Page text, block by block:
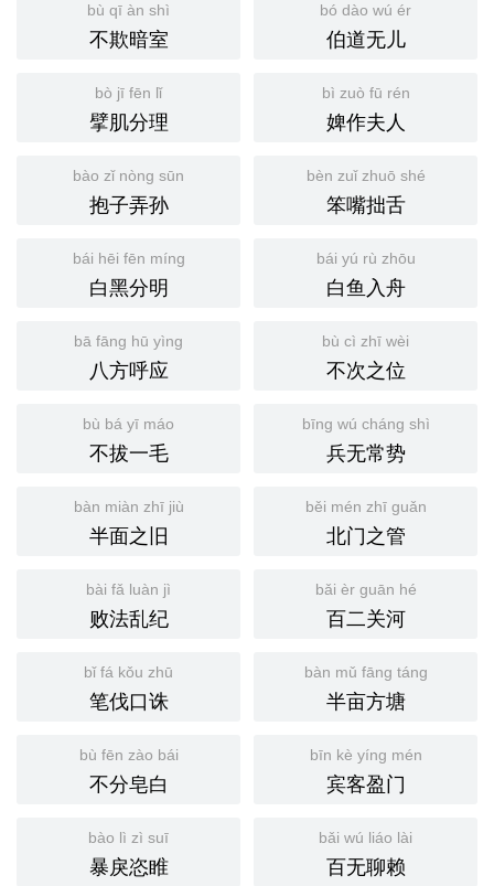
bù qī àn shì
不欺暗室
bó dào wú ér
伯道无儿
bò jī fēn lǐ
擘肌分理
bì zuò fū rén
婢作夫人
bào zǐ nòng sūn
抱子弄孙
bèn zuǐ zhuō shé
笨嘴拙舌
bái hēi fēn míng
白黑分明
bái yú rù zhōu
白鱼入舟
bā fāng hū yìng
八方呼应
bù cì zhī wèi
不次之位
bù bá yī máo
不拔一毛
bīng wú cháng shì
兵无常势
bàn miàn zhī jiù
半面之旧
běi mén zhī guǎn
北门之管
bài fǎ luàn jì
败法乱纪
bǎi èr guān hé
百二关河
bǐ fá kǒu zhū
笔伐口诛
bàn mǔ fāng táng
半亩方塘
bù fēn zào bái
不分皂白
bīn kè yíng mén
宾客盈门
bào lì zì suī
暴戾恣睢
bǎi wú liáo lài
百无聊赖